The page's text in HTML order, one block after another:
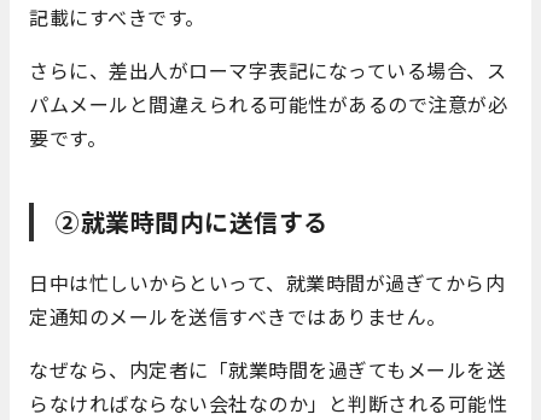
記載にすべきです。
さらに、差出人がローマ字表記になっている場合、ス
パムメールと間違えられる可能性があるので注意が必
要です。
②就業時間内に送信する
日中は忙しいからといって、就業時間が過ぎてから内
定通知のメールを送信すべきではありません。
なぜなら、内定者に「就業時間を過ぎてもメールを送
らなければならない会社なのか」と判断される可能性